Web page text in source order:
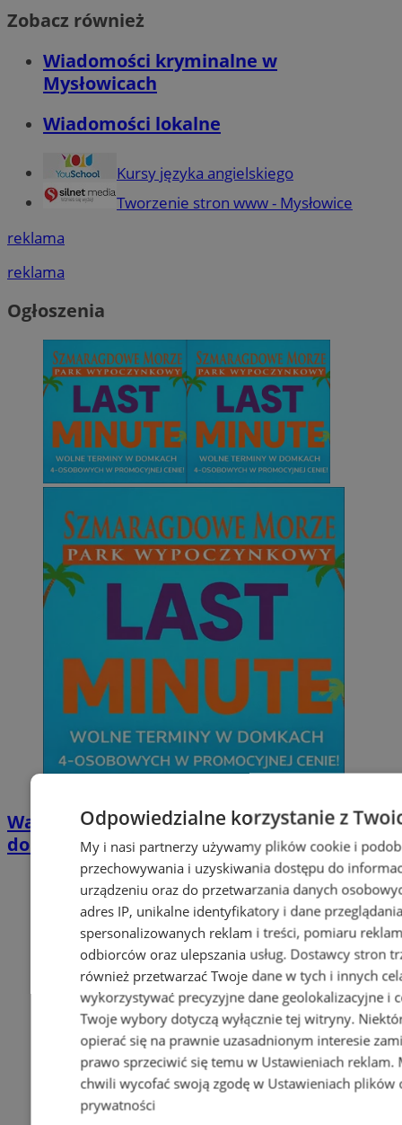
Zobacz również
Wiadomości kryminalne w
Mysłowicach
Wiadomości lokalne
Kursy języka angielskiego
Tworzenie stron www - Mysłowice
reklama
reklama
Ogłoszenia
Wakacyjny wypoczynek nad Bałtykiem w
domkach Szmaragdowe Morze
Odpowiedzialne korzystanie z
My i nasi partnerzy używamy plików cookie i
przechowywania i uzyskiwania dostępu do
urządzeniu oraz do przetwarzania danych
adres IP, unikalne identyfikatory i dane
spersonalizowanych reklam i treści, pomiaru
odbiorców oraz ulepszania usług. Dostawcy stron
również przetwarzać Twoje dane w tych i innych
wykorzystywać precyzyjne dane geolokalizacyjne i
Twoje wybory dotyczą wyłącznie tej witryny.
opierać się na prawnie uzasadnionym interesie
prawo sprzeciwić się temu w Ustawieniach reklam.
chwili wycofać swoją zgodę w Ustawieniach plików
prywatności